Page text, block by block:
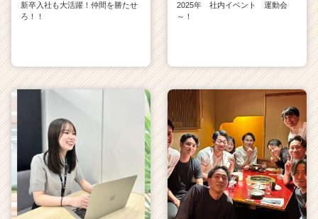
新卒入社も大活躍！仲間を勝たせ
ろ！！
2025年 社内イベント 運動会
～！